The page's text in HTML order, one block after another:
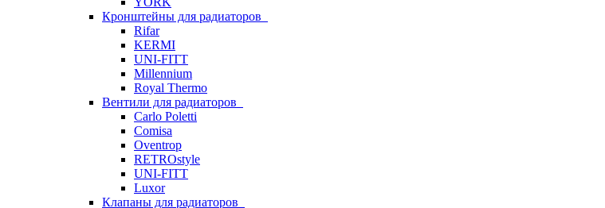
Кронштейны для радиаторов
Rifar
KERMI
UNI-FITT
Millennium
Royal Thermo
Вентили для радиаторов
Carlo Poletti
Comisa
Oventrop
RETROstyle
UNI-FITT
Luxor
Клапаны для радиаторов